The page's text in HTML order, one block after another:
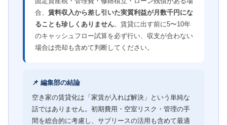
合、 賃料収入から差し引いた実質利益が月数千円にな
ることも珍しくありません。賃貸に出す前に5〜10年
のキャッシュフロー試算を必ず行い、収支が合わない
場合は売却も含めて判断してください。
📌 編集部の結論
空き家の賃貸化は「家賃が入れば解決」という単純な
話ではありません。初期費用・空室リスク・管理の手
間を総合的に考慮し、サブリースの活用も含めて最適